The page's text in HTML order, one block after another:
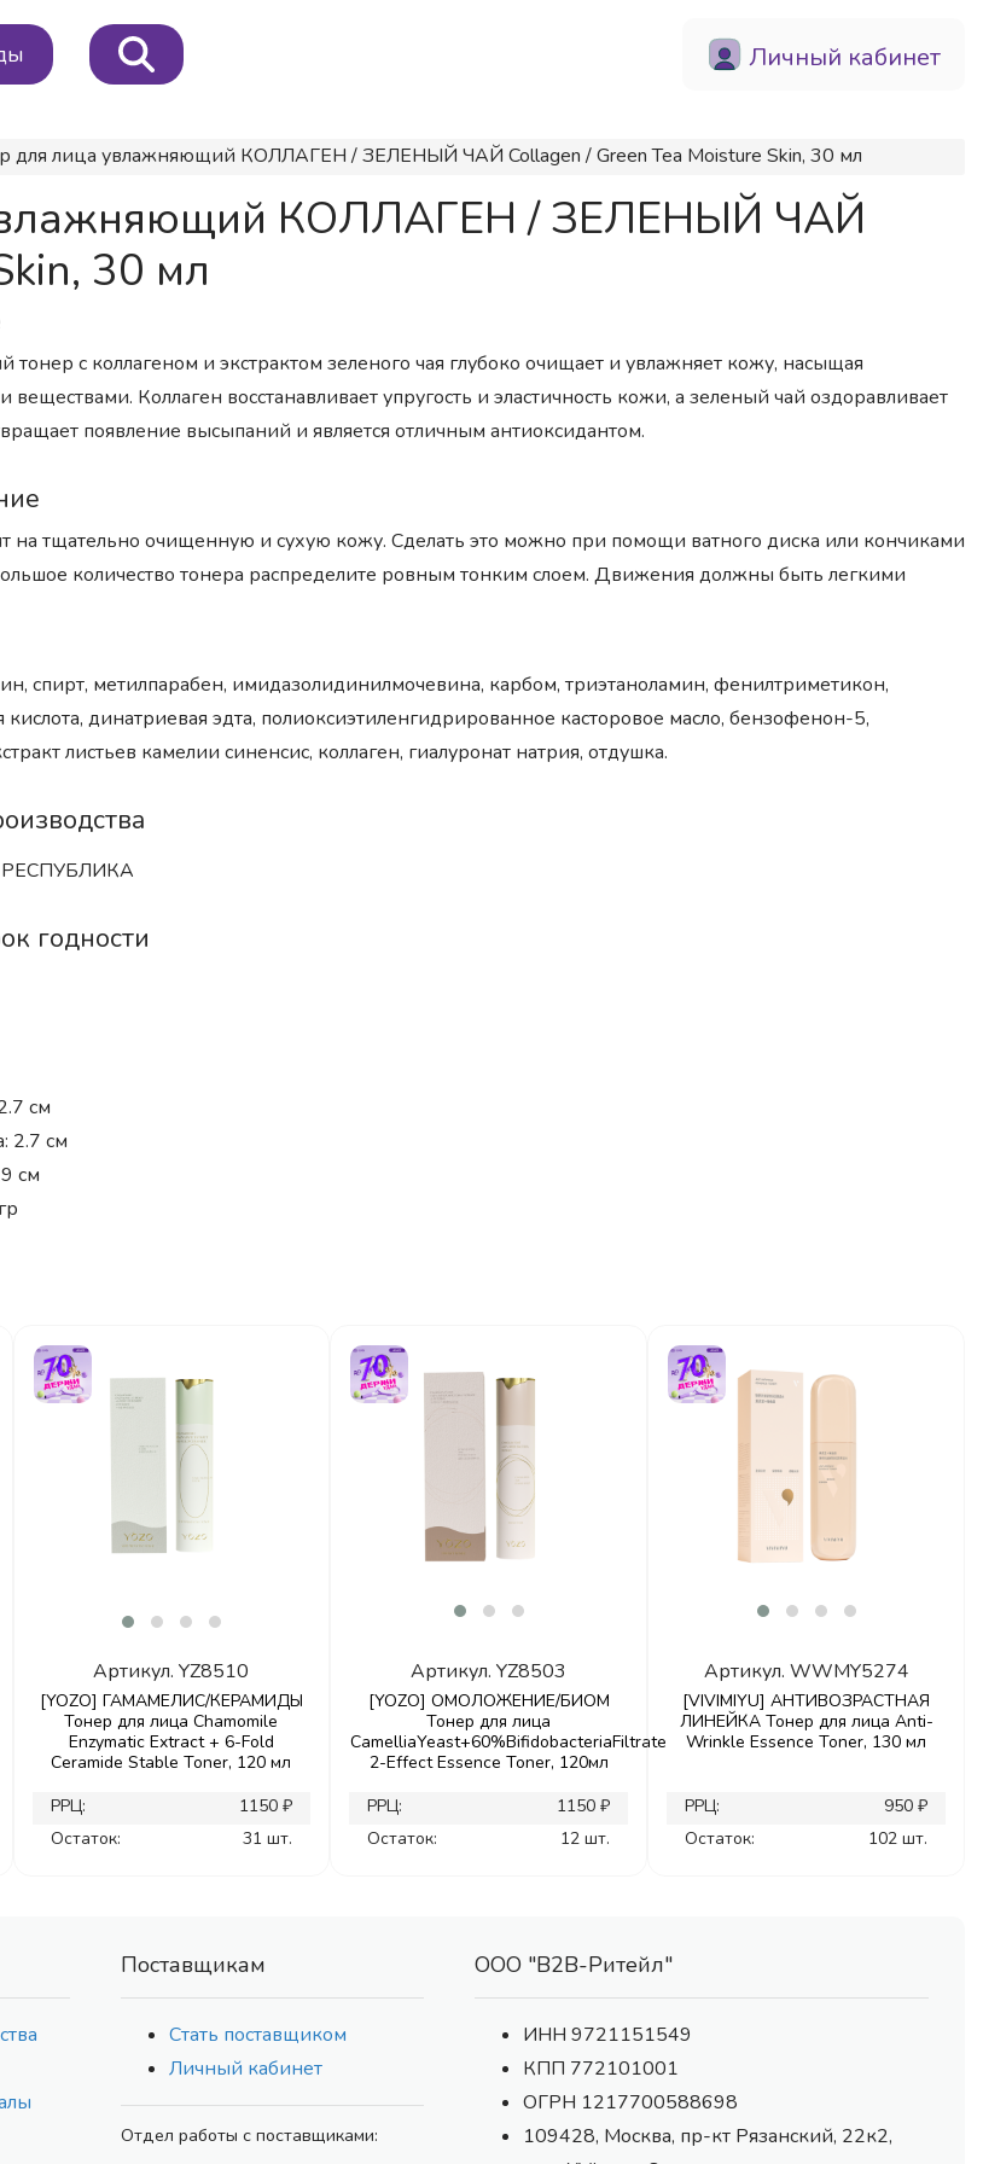
Личный кабинет
для лица увлажняющий КОЛЛАГЕН / ЗЕЛЕНЫЙ ЧАЙ Collagen / Green Tea Moisture Skin, 30 мл
увлажняющий КОЛЛАГЕН / ЗЕЛЕНЫЙ ЧАЙ
30 мл
с коллагеном и экстрактом зеленого чая глубоко очищает и увлажняет кожу, насыщая
веществами. Коллаген восстанавливает упругость и эластичность кожи, а зеленый чай оздоравливает
появление высыпаний и является отличным антиоксидантом.
на тщательно очищенную и сухую кожу. Сделать это можно при помощи ватного диска или кончиками
количество тонера распределите ровным тонким слоем. Движения должны быть легкими
спирт, метилпарабен, имидазолидинилмочевина, карбом, триэтаноламин, фенилтриметикон,
кислота, динатриевая эдта, полиоксиэтиленгидрированное касторовое масло, бензофенон-5,
листьев камелии синенсис, коллаген, гиалуронат натрия, отдушка.
годности
см
2.7 см
см
Артикул.YZ8510
[YOZO] ГАМАМЕЛИС/КЕРАМИДЫ
Тонер для лица Chamomile
Enzymatic Extract + 6-Fold
Ceramide Stable Toner, 120 мл
РРЦ:
1150 ₽
Остаток:
31 шт.
Артикул.YZ8503
[YOZO] ОМОЛОЖЕНИЕ/БИОМ
Тонер для лица
CamelliaYeast+60%BifidobacteriaFiltrate
2-Effect Essence Toner, 120мл
РРЦ:
1150 ₽
Остаток:
12 шт.
Артикул. WWMY5274
[VIVIMIYU] АНТИВОЗРАСТНАЯ
ЛИНЕЙКА Тонер для лица Anti-
Wrinkle Essence Toner, 130 мл
РРЦ:
950 ₽
Остаток:
102 шт.
Поставщикам
Стать поставщиком
Личный кабинет
Отдел работы с поставщиками:
ООО "В2В-Ритейл"
ИНН 9721151549
КПП 772101001
ОГРН 1217700588698
109428, Москва, пр-кт Рязанский, 22к2,